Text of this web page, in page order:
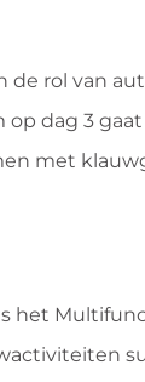
de rol van
dag 3
met
het